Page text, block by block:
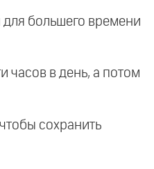
большего времени
часов в день, а потом
сохранить